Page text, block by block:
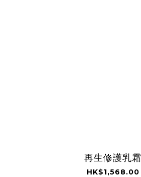
再生修護乳霜
HK$1,568.00